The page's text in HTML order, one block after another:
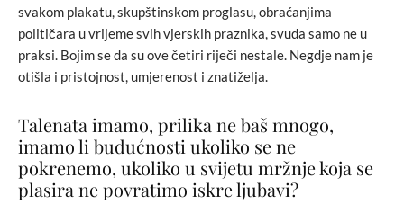
svakom plakatu, skupštinskom proglasu, obraćanjima
političara u vrijeme svih vjerskih praznika, svuda samo ne u
praksi. Bojim se da su ove četiri riječi nestale. Negdje nam je
otišla i pristojnost, umjerenost i znatiželja.
Talenata imamo, prilika ne baš mnogo,
imamo li budućnosti ukoliko se ne
pokrenemo, ukoliko u svijetu mržnje koja se
plasira ne povratimo iskre ljubavi?